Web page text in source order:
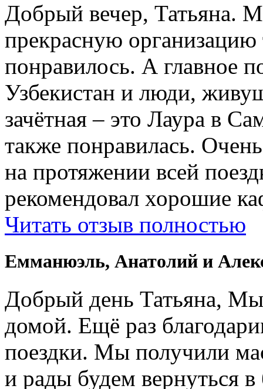
Добрый вечер, Татьяна.
прекрасную
понравилось. А главное
Узбекистан и люди,
зачётная – это Лаура в
также понравилась.
на протяжении всей
рекомендовал хорошие
Читать отзыв полностью
Емманюэль, Анатолий и
Добрый день Татьяна, Мы
домой. Ещё раз
поездки. Мы получили
и рады будем вернуться